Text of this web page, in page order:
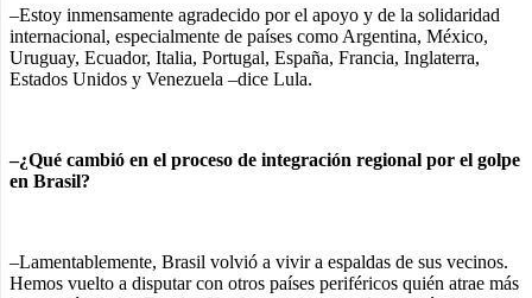
–Estoy inmensamente agradecido por el apoyo y de la solidaridad
internacional, especialmente de países como Argentina, México,
Uruguay, Ecuador, Italia, Portugal, España, Francia, Inglaterra,
Estados Unidos y Venezuela –dice Lula.
–¿Qué cambió en el proceso de integración regional por el golpe
en Brasil?
–Lamentablemente, Brasil volvió a vivir a espaldas de sus vecinos.
Hemos vuelto a disputar con otros países periféricos quién atrae más